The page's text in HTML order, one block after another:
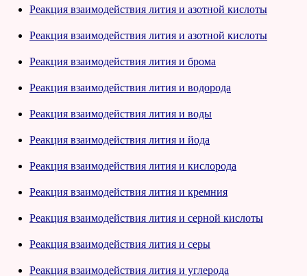
Реакция взаимодействия лития и азотной кислоты
Реакция взаимодействия лития и азотной кислоты
Реакция взаимодействия лития и брома
Реакция взаимодействия лития и водорода
Реакция взаимодействия лития и воды
Реакция взаимодействия лития и йода
Реакция взаимодействия лития и кислорода
Реакция взаимодействия лития и кремния
Реакция взаимодействия лития и серной кислоты
Реакция взаимодействия лития и серы
Реакция взаимодействия лития и углерода